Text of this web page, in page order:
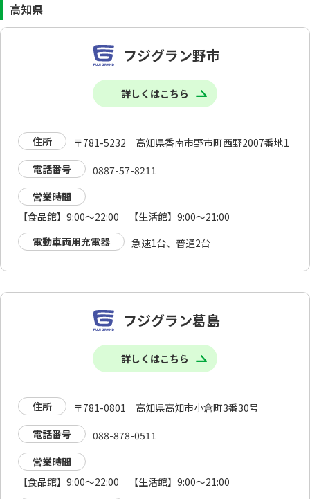
高知県
フジグラン野市
詳しくはこちら
住所
〒781-5232 高知県香南市野市町西野2007番地1
電話番号
0887-57-8211
営業時間
【食品館】9:00～22:00 【生活館】9:00～21:00
電動車両用充電器
急速1台、普通2台
フジグラン葛島
詳しくはこちら
住所
〒781-0801 高知県高知市小倉町3番30号
電話番号
088-878-0511
営業時間
【食品館】9:00～22:00 【生活館】9:00～21:00